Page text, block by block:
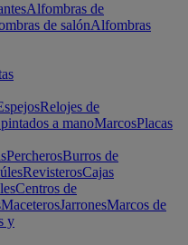
Alfombras de
de salónAlfombras
Relojes de
a manoMarcosPlacas
PercherosBurros de
RevisterosCajas
Centros de
MaceterosJarronesMarcos de
y